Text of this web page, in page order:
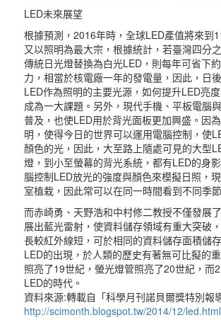
LED未來展望
根據預測，2016年時，全球LED產值將來到
又以照明為最大宗，根據統計，若臺灣四分
傳統日光燈替換為白光LED，則每年可省下
力，相當於核電廠一年的發電量，因此，日
LED作為照明的主要光源，如何提升LED亮
成為一大課題。另外，現代手機、平板電腦
普及，也使LED用於背光面板更加興盛。因
明，使得今日的世界可以運用電腦控制，使
顏色的光，因此，大至路上隨處可見的大型
燈，到小至螢幕的背光系統，都有LED的身
腦控制LED放光的強度與顏色來模擬日照，
室植栽，因此常可以在同一時間看到不同季
而赤崎勇、天野浩和中村修二教授不僅發展
展出藍光雷射，使資料儲存領域有重大突破
長較紅外線短，可於相同的資料儲存面積儲
LED的出現，於人類的歷史有著無可比擬的
照亮了19世紀，螢光燈管照亮了20世紀，而
LED的時代。
資料來源:轉載自「科學月刊諾貝爾獎特別報導
http://scimonth.blogspot.tw/2014/12/led.html